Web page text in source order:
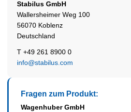
Stabilus GmbH
Wallersheimer Weg 100
56070 Koblenz
Deutschland
T +49 261 8900 0
info@stabilus.com
Fragen zum Produkt:
Wagenhuber GmbH